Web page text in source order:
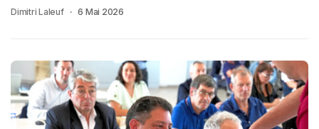
Dimitri Laleuf 6 Mai 2026